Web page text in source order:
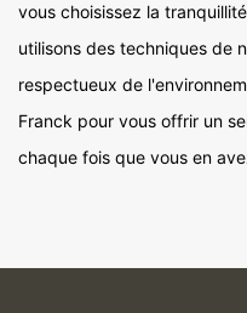
vous choisissez la
utilisons des techniques de
respectueux de
Franck pour vous offrir un
chaque fois que vous en